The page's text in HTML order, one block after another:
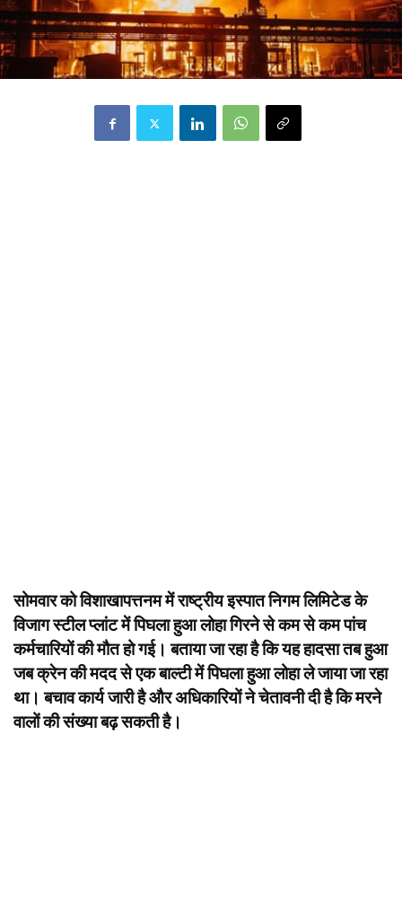
सोमवार को विशाखापत्तनम में राष्ट्रीय इस्पात निगम लिमिटेड के
विजाग स्टील प्लांट में पिघला हुआ लोहा गिरने से कम से कम पांच
कर्मचारियों की मौत हो गई। बताया जा रहा है कि यह हादसा तब हुआ
जब क्रेन की मदद से एक बाल्टी में पिघला हुआ लोहा ले जाया जा रहा
था। बचाव कार्य जारी है और अधिकारियों ने चेतावनी दी है कि मरने
वालों की संख्या बढ़ सकती है।